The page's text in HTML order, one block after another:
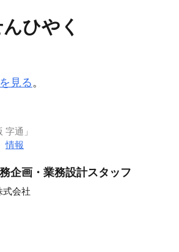
んひやく
見る。
通」
情報
企画・業務設計スタッフ
式会社